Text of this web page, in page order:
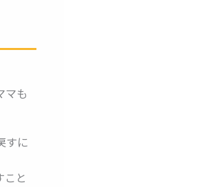
マも
すに
と